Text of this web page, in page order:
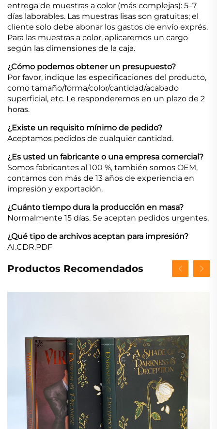
entrega de muestras a color (más complejas): 5–7
días laborables. Las muestras lisas son gratuitas; el
cliente solo debe abonar los gastos de envío exprés.
Para las muestras a color, aplicaremos un cargo
según las dimensiones de la caja.
¿Cómo podemos obtener un presupuesto?
Por favor, indique las especificaciones del producto,
como tamaño/forma/color/cantidad/acabado
superficial, etc. Le responderemos en un plazo de 2
horas.
¿Existe un requisito mínimo de pedido?
Aceptamos pedidos de cualquier cantidad.
¿Es usted un fabricante o una empresa comercial?
Somos fabricantes al 100 %, también somos OEM,
contamos con más de 13 años de experiencia en
impresión y exportación.
¿Cuánto tiempo dura la producción en masa?
Normalmente 15 días. Se aceptan pedidos urgentes.
¿Qué tipo de archivos aceptan para impresión?
AI.CDR.PDF
Productos Recomendados